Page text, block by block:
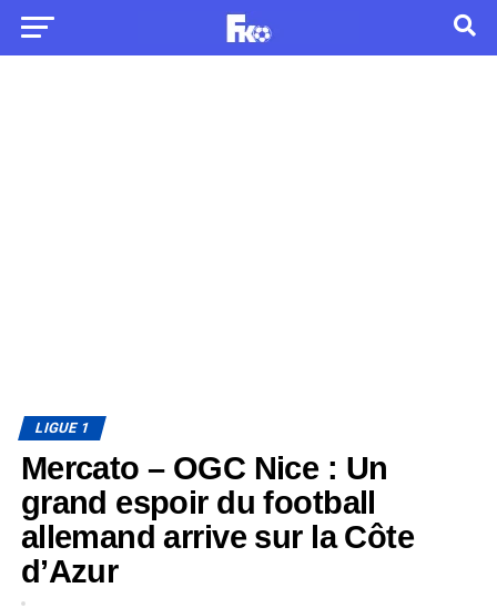
LIGUE 1
Mercato – OGC Nice : Un
grand espoir du football
allemand arrive sur la Côte
d’Azur